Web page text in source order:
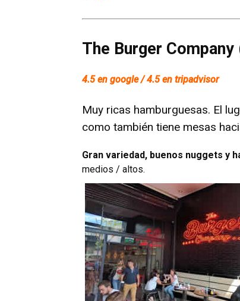
The Burger Company
4.5 en google / 4.5 en tripadvisor
Muy ricas hamburguesas. El
como también tiene mesas
Gran variedad, buenos nuggets y
medios / altos.